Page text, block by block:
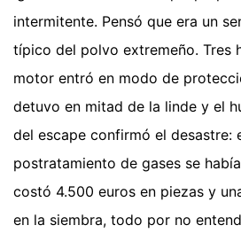
intermitente. Pensó que era un
típico del polvo extremeño. Tres
motor entró en modo de
detuvo en mitad de la linde y el
del escape confirmó el desastre:
postratamiento de gases se
costó 4.500 euros en piezas y
en la siembra, todo por no